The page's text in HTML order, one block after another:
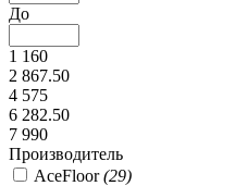
До
1 160
2 867.50
4 575
6 282.50
7 990
Производитель
AceFloor(29)